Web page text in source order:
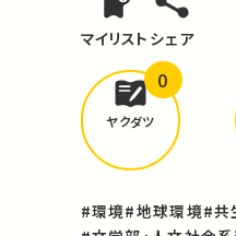
マイリスト シェア
どん
ヤクダツ
0
#環境#地球環境#共